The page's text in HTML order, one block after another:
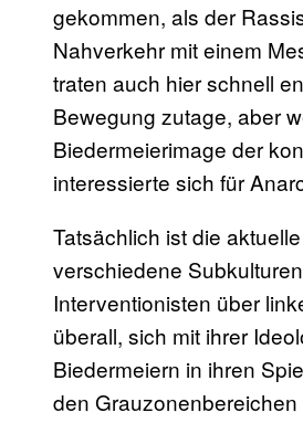
gekommen, als der
Nahverkehr mit einem
traten auch hier schnell
Bewegung zutage, aber
Biedermeierimage der
interessierte sich für
Tatsächlich ist die
verschiedene
Interventionisten über
überall, sich mit ihrer
Biedermeiern in ihren
den